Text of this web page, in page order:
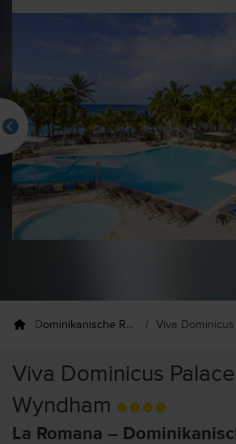
Dominikanische Republik Viva
Viva Dominicus
Wyndham
La Romana –